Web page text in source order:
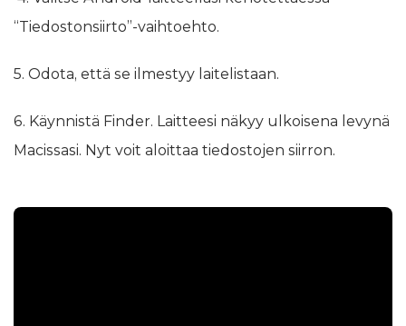
“Tiedostonsiirto”-vaihtoehto.
5. Odota, että se ilmestyy laitelistaan.
6. Käynnistä Finder. Laitteesi näkyy ulkoisena levynä
Macissasi. Nyt voit aloittaa tiedostojen siirron.